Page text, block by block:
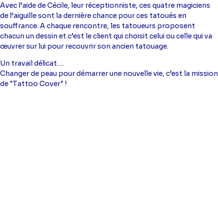
Avec l’aide de Cécile, leur réceptionniste, ces quatre magiciens
de l’aiguille sont la dernière chance pour ces tatoués en
souffrance. A chaque rencontre, les tatoueurs proposent
chacun un dessin et c’est le client qui choisit celui ou celle qui va
œuvrer sur lui pour recouvrir son ancien tatouage.
Un travail délicat….
Changer de peau pour démarrer une nouvelle vie, c’est la mission
de "Tattoo Cover" !